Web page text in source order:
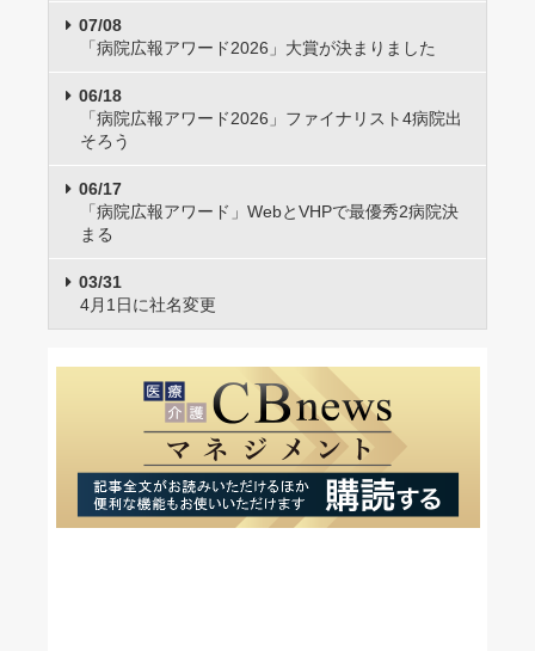
07/08
「病院広報アワード2026」大賞が決まりました
06/18
「病院広報アワード2026」ファイナリスト4病院出
そろう
06/17
「病院広報アワード」WebとVHPで最優秀2病院決
まる
03/31
4月1日に社名変更